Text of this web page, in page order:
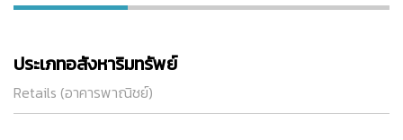
ประเภทอสังหาริมทรัพย์
Retails (อาคารพาณิชย์)